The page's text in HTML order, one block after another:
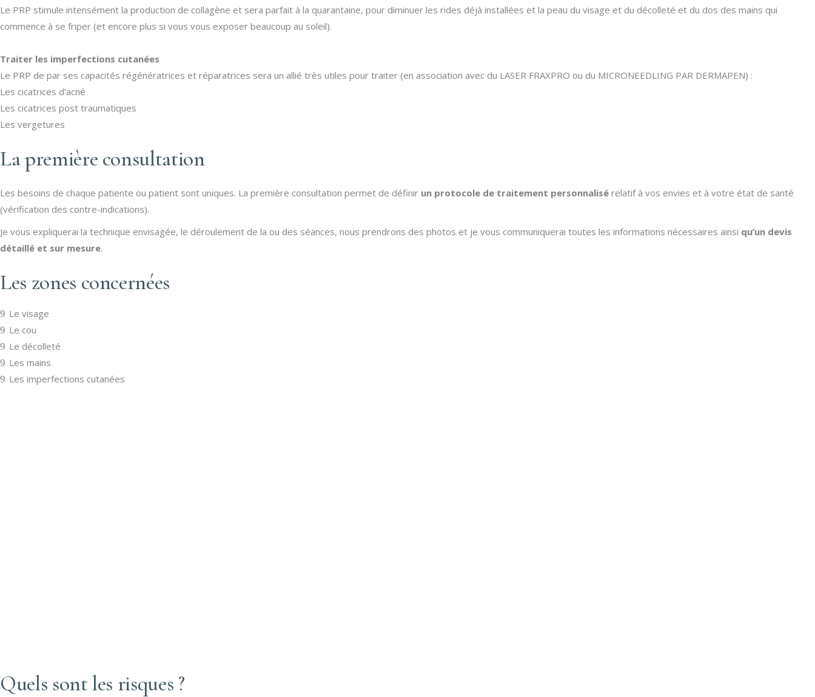
Le PRP stimule intensément la production de collagène et sera parfait à la quarantaine, pour diminuer les rides déjà installées et la peau du visage et du décolleté et du dos des mains qui
commence à se friper (et encore plus si vous vous exposer beaucoup au soleil).
Traiter les imperfections cutanées
Le PRP de par ses capacités régénératrices et réparatrices sera un allié très utiles pour traiter (en association avec du LASER FRAXPRO ou du MICRONEEDLING PAR DERMAPEN) :
Les cicatrices d’acné
Les cicatrices post traumatiques
Les vergetures
La première consultation
Les besoins de chaque patiente ou patient sont uniques. La première consultation permet de définir un protocole de traitement personnalisé relatif à vos envies et à votre état de santé
(vérification des contre-indications).
Je vous expliquerai la technique envisagée, le déroulement de la ou des séances, nous prendrons des photos et je vous communiquerai toutes les informations nécessaires ainsi qu’un devis
détaillé et sur mesure.
Les zones concernées
Le visage
Le cou
Le décolleté
Les mains
Les imperfections cutanées
Quels sont les risques ?